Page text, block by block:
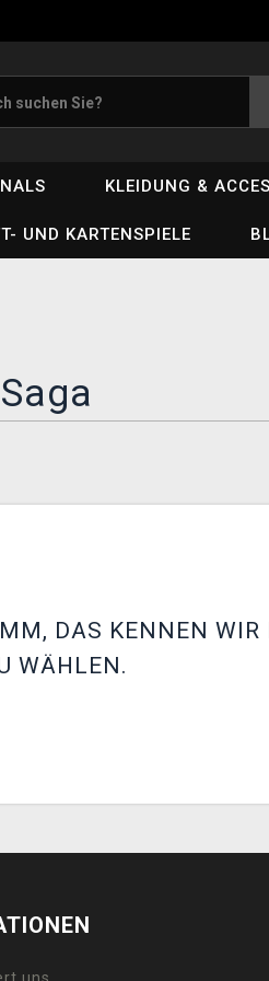
KLEIDUNG &
UND KARTENSPIELE
DAS KENNEN WIR
WÄHLEN.